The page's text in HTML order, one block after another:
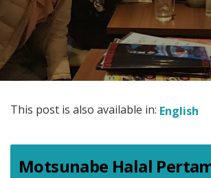
This post is also available in: English
Motsunabe Halal